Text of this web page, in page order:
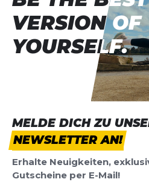
MELDE DICH ZU
NEWSLETTER AN!
Erhalte Neuigkeiten,
Gutscheine per E-Mail!
VERSION OF
YOURSELF.
VERSION OF
YOURSELF.